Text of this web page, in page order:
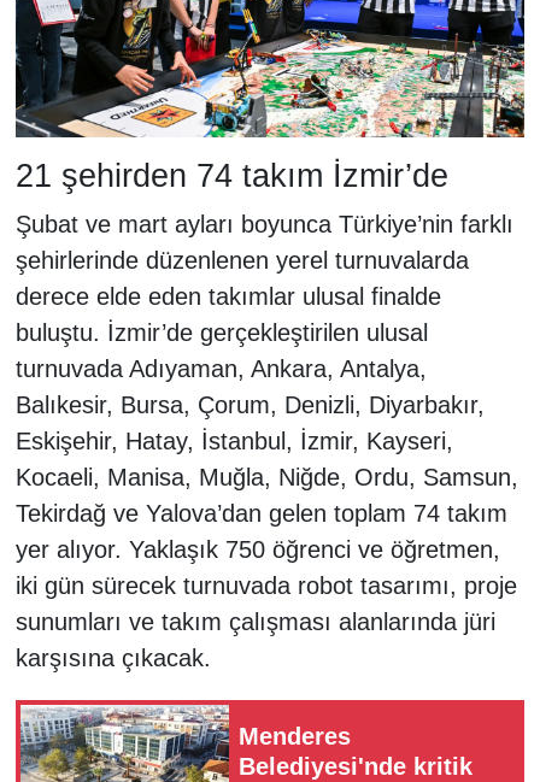
21 şehirden 74 takım İzmir’de
Şubat ve mart ayları boyunca Türkiye’nin farklı
şehirlerinde düzenlenen yerel turnuvalarda
derece elde eden takımlar ulusal finalde
buluştu. İzmir’de gerçekleştirilen ulusal
turnuvada Adıyaman, Ankara, Antalya,
Balıkesir, Bursa, Çorum, Denizli, Diyarbakır,
Eskişehir, Hatay, İstanbul, İzmir, Kayseri,
Kocaeli, Manisa, Muğla, Niğde, Ordu, Samsun,
Tekirdağ ve Yalova’dan gelen toplam 74 takım
yer alıyor. Yaklaşık 750 öğrenci ve öğretmen,
iki gün sürecek turnuvada robot tasarımı, proje
sunumları ve takım çalışması alanlarında jüri
karşısına çıkacak.
Menderes
Belediyesi'nde kritik